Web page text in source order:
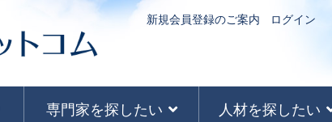
新規会員登録のご案内 ログイン
専門家を探したい 人材を探したい